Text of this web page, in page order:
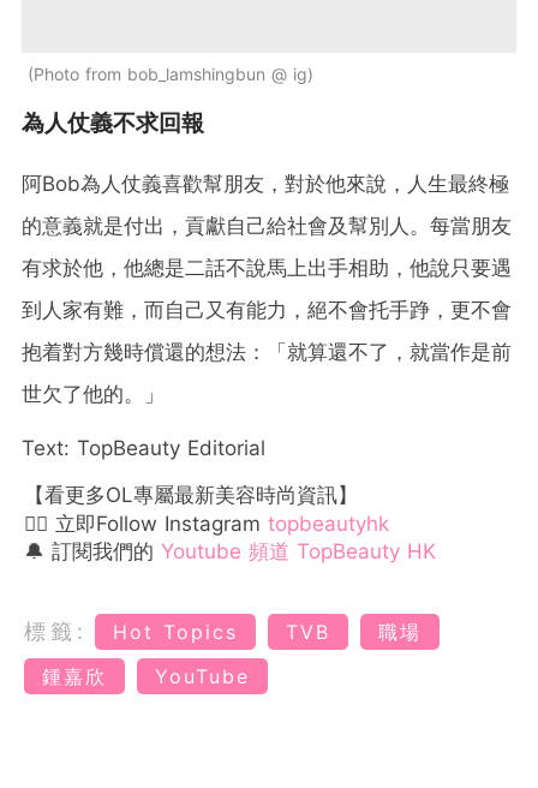
Photo from bob_lamshingbun @ ig
為人仗義不求回報
阿Bob為人仗義喜歡幫朋友，對於他來說，人生最終極
的意義就是付出，貢獻自己給社會及幫別人。每當朋友
有求於他，他總是二話不說馬上出手相助，他說只要遇
到人家有難，而自己又有能力，絕不會托手踭，更不會
抱着對方幾時償還的想法：「就算還不了，就當作是前
世欠了他的。」
Text: TopBeauty Editorial
【看更多OL專屬最新美容時尚資訊】
👉🏻 立即Follow Instagram topbeautyhk
🔔 訂閱我們的 Youtube 頻道 TopBeauty HK
標籤: Hot Topics TVB
職場
鍾嘉欣
YouTube